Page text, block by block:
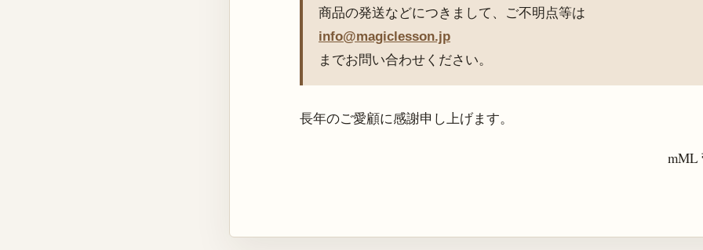
商品の発送などにつきまして、ご不明点等は
info@magiclesson.jp
までお問い合わせください。
長年のご愛顧に感謝申し上げます。
mML